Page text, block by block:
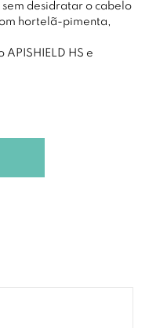
sem desidratar o cabelo
hortelã-pimenta,
HS e